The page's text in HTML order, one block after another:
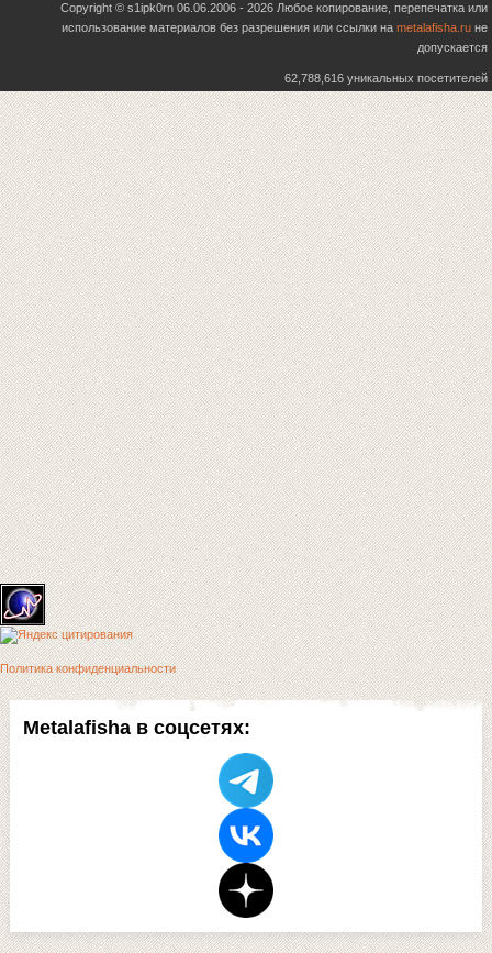
Metalafisha в соцсетях:
Copyright © s1ipk0rn 06.06.2006 - 2026 Любое копирование, перепечатка или
использование материалов без разрешения или ссылки на metalafisha.ru не
допускается
62,788,616 уникальных посетителей
Политика конфиденциальности